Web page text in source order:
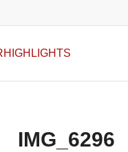
IMG_6296